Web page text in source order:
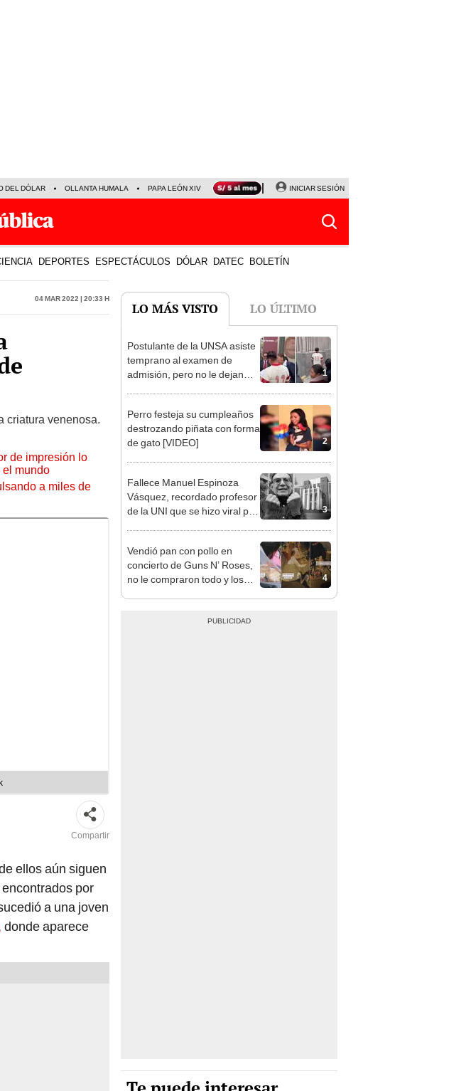
DEL DÓLAR OLLANTA HUMALA PAPA LEÓN XIV NALDY SALDAÑA LA BELLA LUZ
INICIAR SESIÓN
DEPORTES ESPECTÁCULOS DÓLAR DATEC BOLETÍN
04 Mar 2022 | 20:33 h
criatura venenosa.
de impresión lo
mundo
a miles de
Compartir
ellos aún siguen
por
a una joven
donde aparece
LO MÁS VISTO LO ÚLTIMO
1
Postulante de la UNSA asiste
temprano al examen de
admisión, pero no le dejan
2
Perro festeja su cumpleaños
destrozando piñata con forma
de gato [VIDEO]
3
Fallece Manuel Espinoza
Vásquez, recordado profesor
de la UNI que se hizo viral por
4
Vendió pan con pollo en
concierto de Guns N’ Roses,
no le compraron todo y los